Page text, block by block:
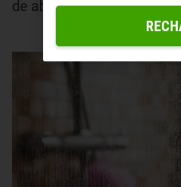
de abrir el agua, evitando